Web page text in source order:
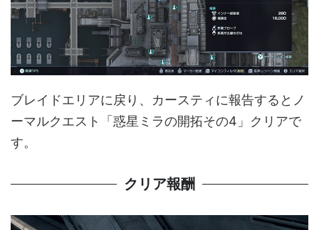
ブレイドエリアに戻り、カースティに報告するとノ
ーマルクエスト「惑星ミラの開拓その4」クリアで
す。
クリア報酬